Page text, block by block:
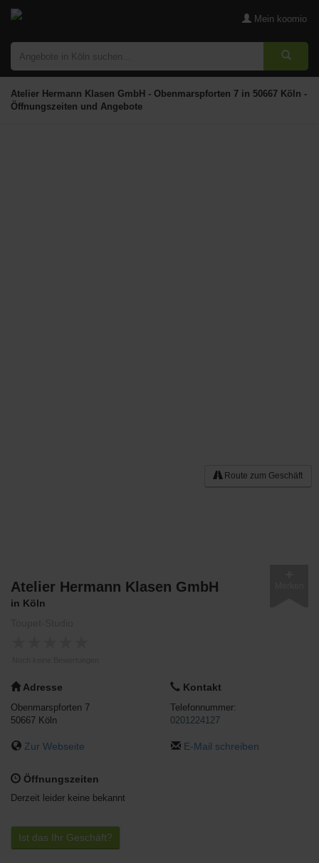
Mein koomio
Atelier Hermann Klasen GmbH - Obenmarspforten 7 in 50667 Köln -
Öffnungszeiten und Angebote
Route zum Geschäft
Atelier Hermann Klasen GmbH
in Köln
Adresse
Obenmarspforten 7
50667 Köln
Zur Webseite
Kontakt
Telefonnummer:
0201224127
E-Mail schreiben
Öffnungszeiten
Derzeit leider keine bekannt
Ist das Ihr Geschäft?